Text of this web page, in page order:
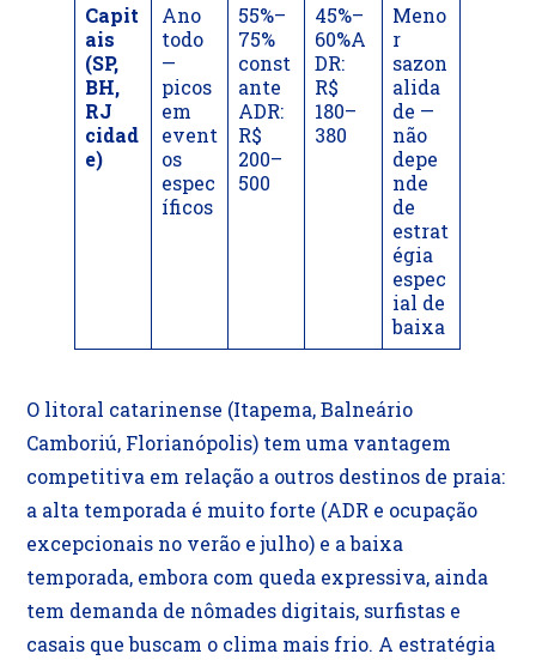
Capit
ais
(SP,
BH,
RJ
cidad
e)
Ano
todo
—
picos
em
event
os
espec
íficos
55%–
75%
const
ante
ADR:
R$
200–
500
45%–
60%A
DR:
R$
180–
380
Meno
r
sazon
alida
de —
não
depe
nde
de
estrat
égia
espec
ial de
baixa
O litoral catarinense (Itapema, Balneário
Camboriú, Florianópolis) tem uma vantagem
competitiva em relação a outros destinos de praia:
a alta temporada é muito forte (ADR e ocupação
excepcionais no verão e julho) e a baixa
temporada, embora com queda expressiva, ainda
tem demanda de nômades digitais, surfistas e
casais que buscam o clima mais frio. A estratégia